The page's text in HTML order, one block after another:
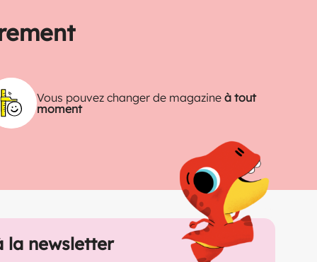
Vous pouvez changer de magazine à tout
moment
la newsletter